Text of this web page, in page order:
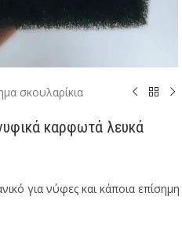
σκουλαρίκια
καρφωτά λευκά
για νύφες και κάποια επίσημη